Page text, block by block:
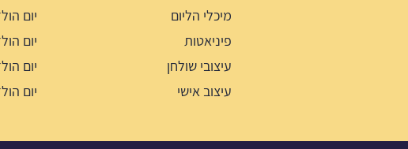
מיכלי הליום
פיניאטות
עיצובי שולחן
עיצוב אישי
יום
יום
יום
יום